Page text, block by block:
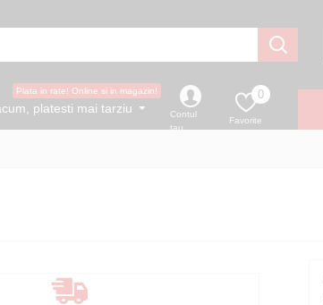
platesti mai tarziu
Plata in rate! Online si in magazin!
Contul
tau
Favorite
0